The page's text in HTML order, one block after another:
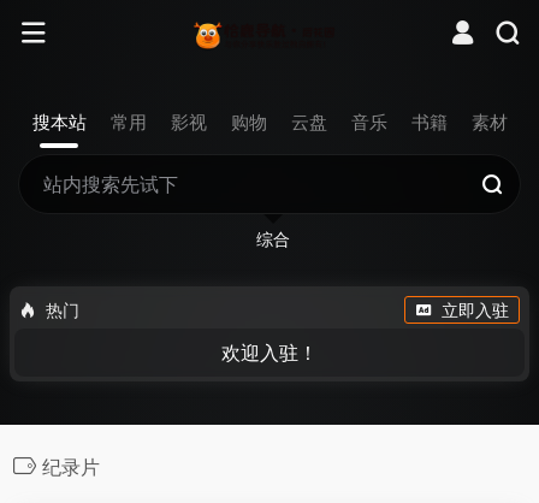
搜本站 常用 影视 购物 云盘 音乐 书籍 素材
综合
热门 立即入驻
欢迎入驻！
纪录片